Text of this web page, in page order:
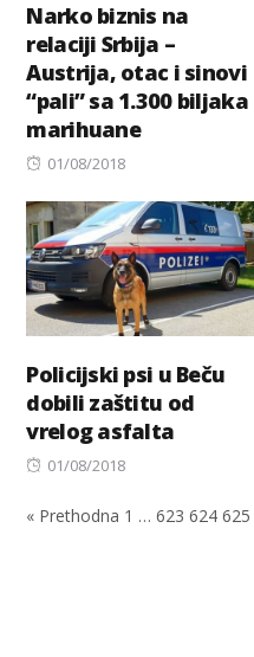
Narko biznis na
relaciji Srbija –
Austrija, otac i sinovi
“pali” sa 1.300 biljaka
marihuane
Posted
01/08/2018
Policijski psi u Beču
dobili zaštitu od
vrelog asfalta
Posted
01/08/2018
« Prethodna 1 … 623 624 625